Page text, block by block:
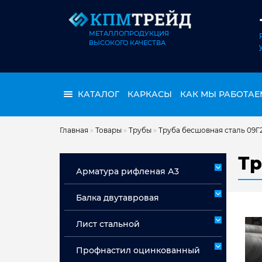
МЕТАЛЛОПРОДУКЦИЯ
ВЫСОКОГО КАЧЕСТВА
КАТАЛОГ КАРКАСЫ КАК МЫ
Главная » Товары » Трубы » Труба бесшовная сталь
Арматура рифленая А3
Арматура мерная А3
Балка двутавровая
Лист стальной
Профнастил оцинкованный